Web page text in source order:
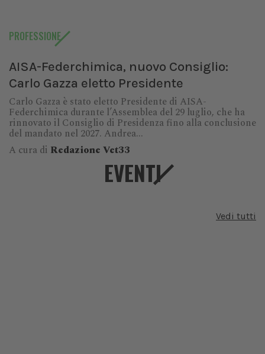
PROFESSIONE
AISA-Federchimica, nuovo Consiglio:
Carlo Gazza eletto Presidente
Carlo Gazza è stato eletto Presidente di AISA-
Federchimica durante l’Assemblea del 29 luglio, che ha
rinnovato il Consiglio di Presidenza fino alla conclusione
del mandato nel 2027. Andrea...
A cura di Redazione Vet33
EVENTI
Vedi tutti